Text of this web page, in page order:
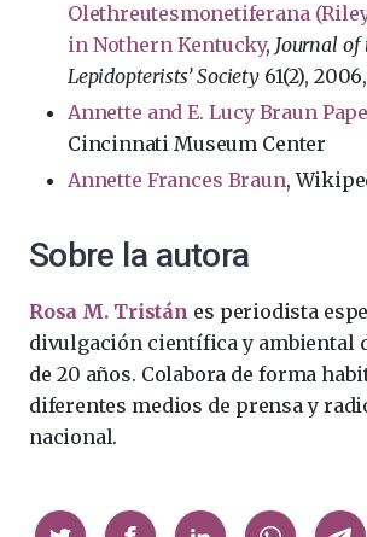
Olethreutesmonetiferana
in Nothern Kentucky, Journal of
Lepidopterists’ Society61(2), 2006,
Annette and E. Lucy Braun
Cincinnati Museum Center
Annette Frances Braun,
Sobre la autora
Rosa M. Tristán es periodista
divulgación científica y ambiental
de 20 años. Colabora de forma
diferentes medios de prensa y
nacional.
Compartir